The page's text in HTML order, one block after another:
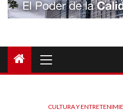
principal
CULTURA Y